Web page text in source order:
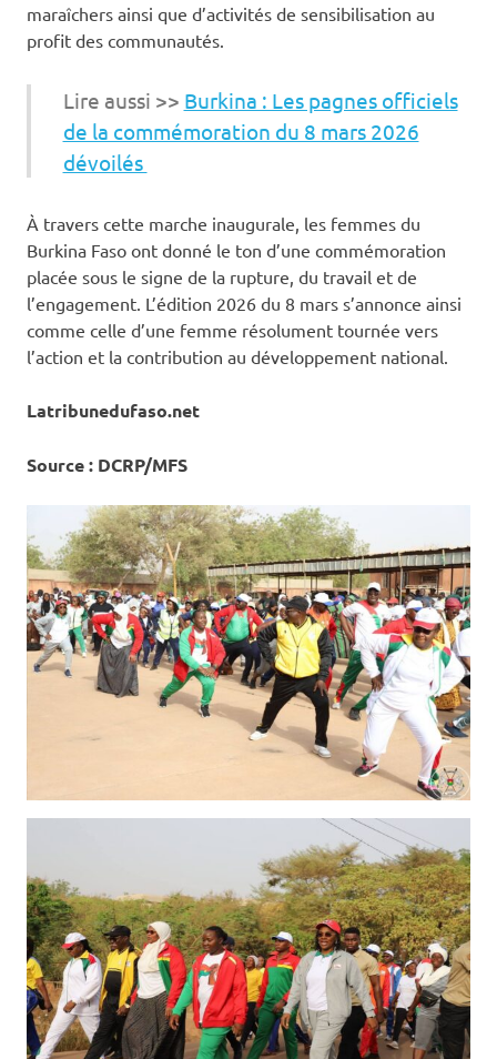
maraîchers ainsi que d’activités de sensibilisation au
profit des communautés.
Lire aussi >> Burkina : Les pagnes officiels
de la commémoration du 8 mars 2026
dévoilés
À travers cette marche inaugurale, les femmes du
Burkina Faso ont donné le ton d’une commémoration
placée sous le signe de la rupture, du travail et de
l’engagement. L’édition 2026 du 8 mars s’annonce ainsi
comme celle d’une femme résolument tournée vers
l’action et la contribution au développement national.
Latribunedufaso.net
Source : DCRP/MFS